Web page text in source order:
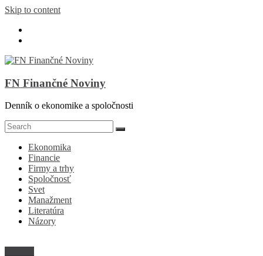
Skip to content
FN Finančné Noviny
Denník o ekonomike a spoločnosti
Ekonomika
Financie
Firmy a trhy
Spoločnosť
Svet
Manažment
Literatúra
Názory